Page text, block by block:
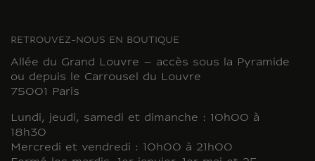
RETROUVEZ-NOUS EN BOUTIQUE
Allée du Grand Louvre – accès sous la Pyramide
ou depuis le Carrousel du Louvre
75001 Paris
Lundi, jeudi, samedi et dimanche : 10h00 à
18h30
Mercredi et vendredi : 10h00 à 21h00